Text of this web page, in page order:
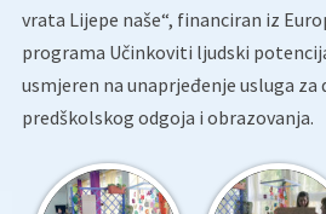
vrata Lijepe naše“, financiran iz
programa Učinkoviti ljudski
usmjeren na unaprjeđenje usluga za
predškolskog odgoja i obrazovanja.